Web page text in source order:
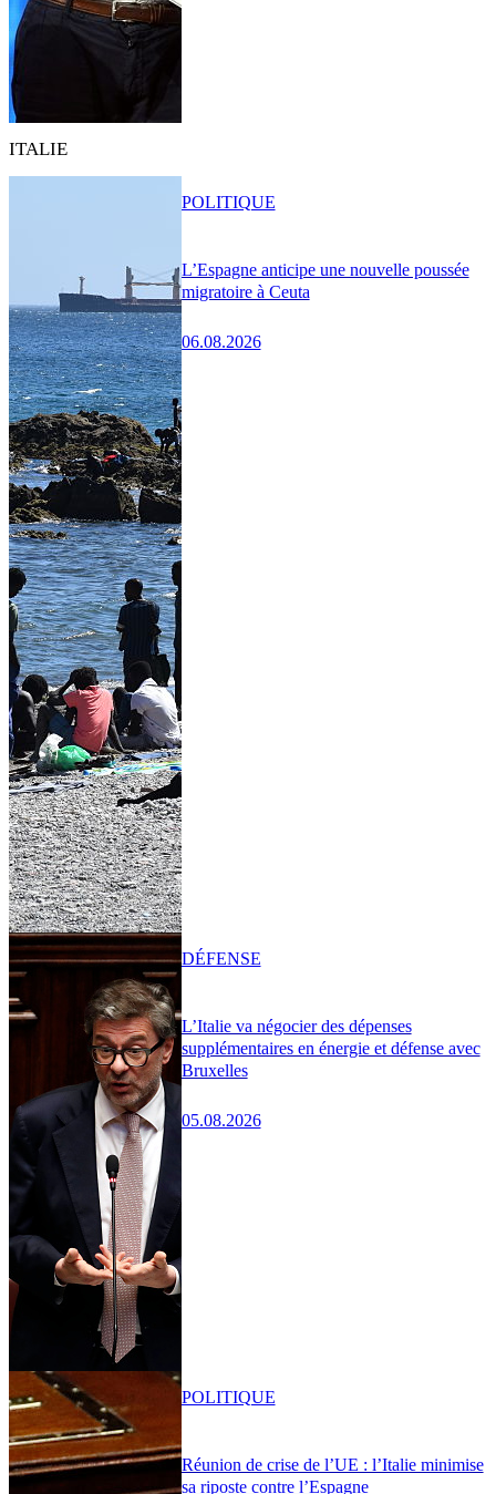
ITALIE
L’Espagne anticipe une nouvelle poussée
migratoire à Ceuta
06.08.2026
POLITIQUE
L’Italie va négocier des dépenses
supplémentaires en énergie et défense avec
Bruxelles
05.08.2026
DÉFENSE
Réunion de crise de l’UE : l’Italie minimise
sa riposte contre l’Espagne
POLITIQUE